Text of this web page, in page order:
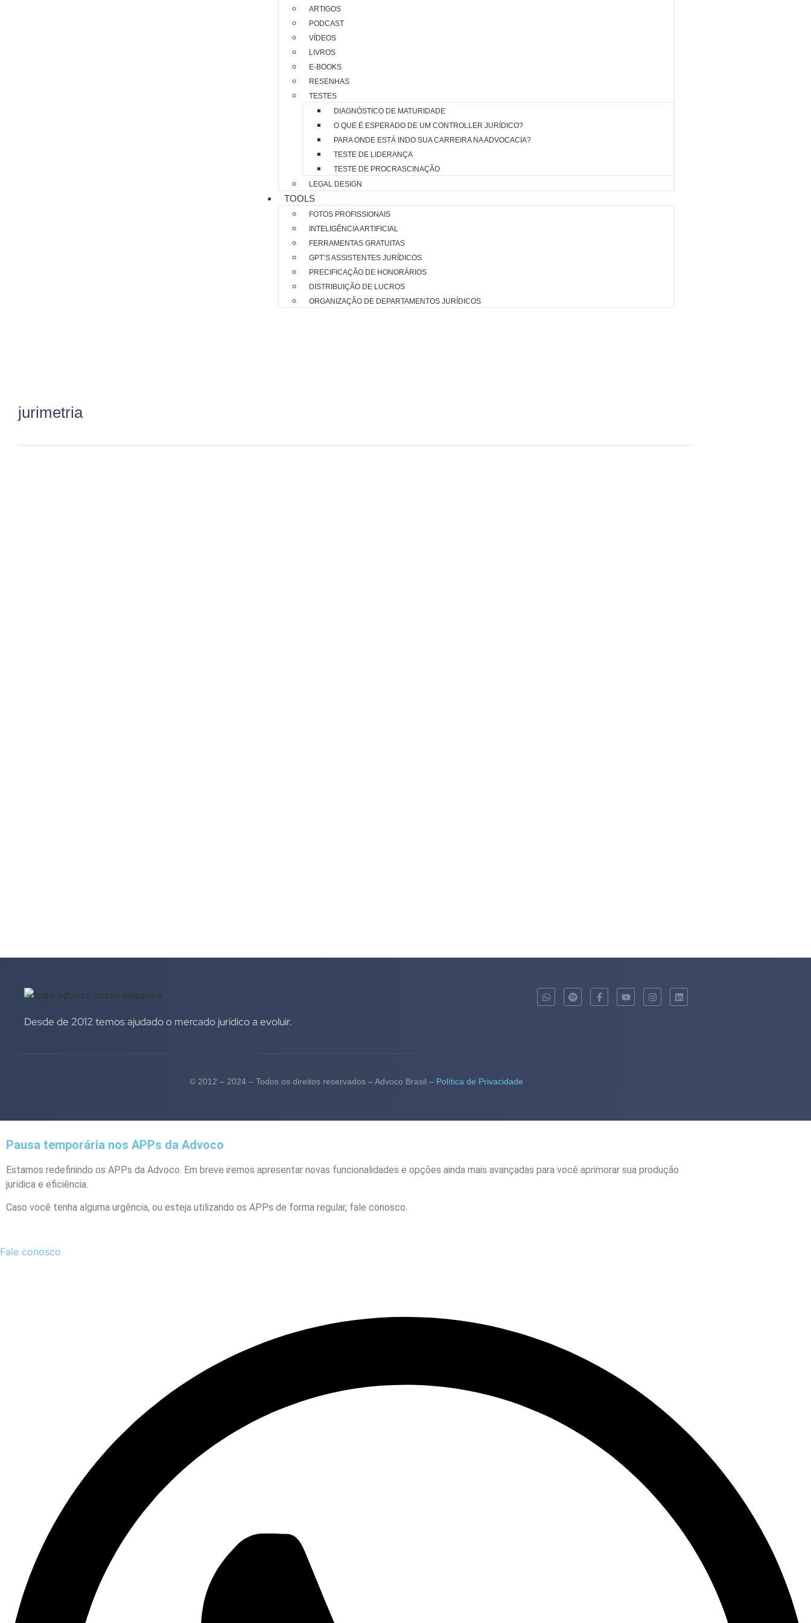
ARTIGOS
PODCAST
VÍDEOS
LIVROS
E-BOOKS
RESENHAS
TESTES
DIAGNÓSTICO DE MATURIDADE
O QUE É ESPERADO DE UM CONTROLLER JURÍDICO?
PARA ONDE ESTÁ INDO SUA CARREIRA NA ADVOCACIA?
TESTE DE LIDERANÇA
TESTE DE PROCRASCINAÇÃO
LEGAL DESIGN
TOOLS
FOTOS PROFISSIONAIS
INTELIGÊNCIA ARTIFICIAL
FERRAMENTAS GRATUITAS
GPT’S ASSISTENTES JURÍDICOS
PRECIFICAÇÃO DE HONORÁRIOS
DISTRIBUIÇÃO DE LUCROS
ORGANIZAÇÃO DE DEPARTAMENTOS JURÍDICOS
jurimetria
Desde de 2012 temos ajudado o mercado jurídico a evoluir.
© 2012 – 2024 – Todos os direitos reservados – Advoco Brasil – Política de Privacidade
Pausa temporária nos APPs da Advoco
Estamos redefinindo os APPs da Advoco. Em breve iremos apresentar novas funcionalidades e opções ainda mais avançadas para você aprimorar sua produção
jurídica e eficiência.
Caso você tenha alguma urgência, ou esteja utilizando os APPs de forma regular, fale conosco.
Fale conosco